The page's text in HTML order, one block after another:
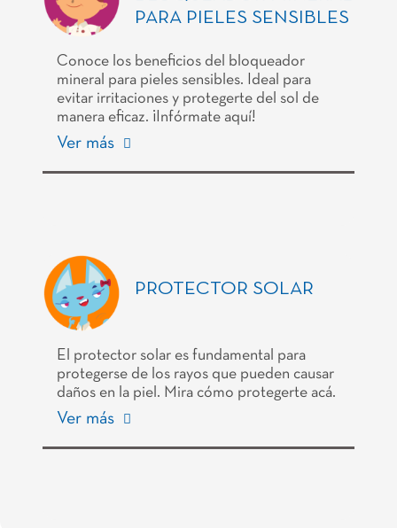
PARA PIELES SENSIBLES
Conoce los beneficios del bloqueador
mineral para pieles sensibles. Ideal para
evitar irritaciones y protegerte del sol de
manera eficaz. ¡Infórmate aquí!
Ver más
PROTECTOR SOLAR
El protector solar es fundamental para
protegerse de los rayos que pueden causar
daños en la piel. Mira cómo protegerte acá.
Ver más